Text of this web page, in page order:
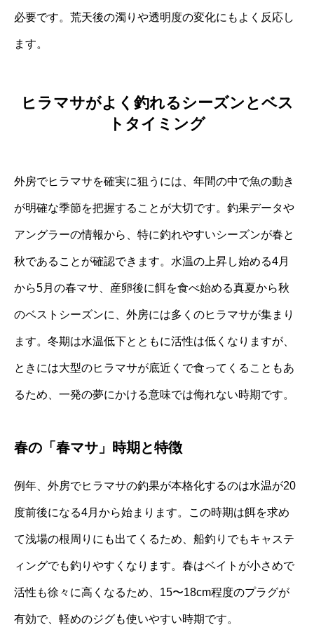
必要です。荒天後の濁りや透明度の変化にもよく反応し
ます。
ヒラマサがよく釣れるシーズンとベス
トタイミング
外房でヒラマサを確実に狙うには、年間の中で魚の動き
が明確な季節を把握することが大切です。釣果データや
アングラーの情報から、特に釣れやすいシーズンが春と
秋であることが確認できます。水温の上昇し始める4月
から5月の春マサ、産卵後に餌を食べ始める真夏から秋
のベストシーズンに、外房には多くのヒラマサが集まり
ます。冬期は水温低下とともに活性は低くなりますが、
ときには大型のヒラマサが底近くで食ってくることもあ
るため、一発の夢にかける意味では侮れない時期です。
春の「春マサ」時期と特徴
例年、外房でヒラマサの釣果が本格化するのは水温が20
度前後になる4月から始まります。この時期は餌を求め
て浅場の根周りにも出てくるため、船釣りでもキャステ
ィングでも釣りやすくなります。春はベイトが小さめで
活性も徐々に高くなるため、15〜18cm程度のプラグが
有効で、軽めのジグも使いやすい時期です。